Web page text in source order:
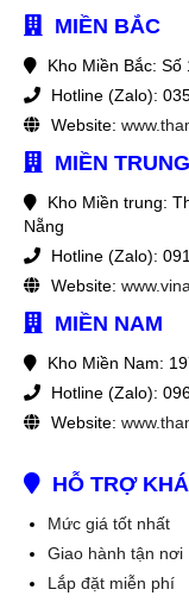
MIỀN BẮC
Kho Miền Bắc:
Hotline (Zalo):
Website:
MIỀN TRUNG
Kho Miền trung:
Nẵng
Hotline (Zalo):
Website:
MIỀN NAM
Kho Miền Nam:
Hotline (Zalo):
Website:
HỖ TRỢ
Mức giá tốt nhất
Giao hành tận nơi
Lắp đặt miễn phí